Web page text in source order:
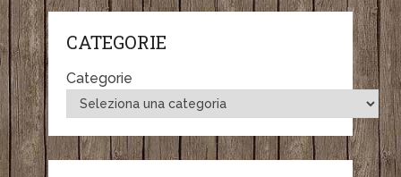
CATEGORIE
Categorie